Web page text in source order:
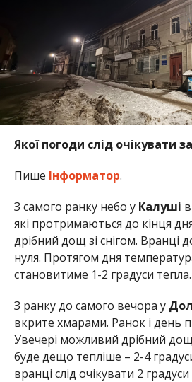
Якої погоди слід очікувати
Пише Інформатор.
З самого ранку небо у Калуші
які протримаються до кінця
дрібний дощ зі снігом. Вранці
нуля. Протягом дня
становитиме 1-2 градуси тепла.
З ранку до самого вечора у
вкрите хмарами. Ранок і день
Увечері можливий дрібний дощ
буде дещо тепліше – 2-4
вранці слід очікувати 2